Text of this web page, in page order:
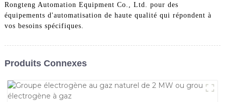
Rongteng Automation Equipment Co., Ltd. pour des
équipements d'automatisation de haute qualité qui répondent à
vos besoins spécifiques.
Produits Connexes